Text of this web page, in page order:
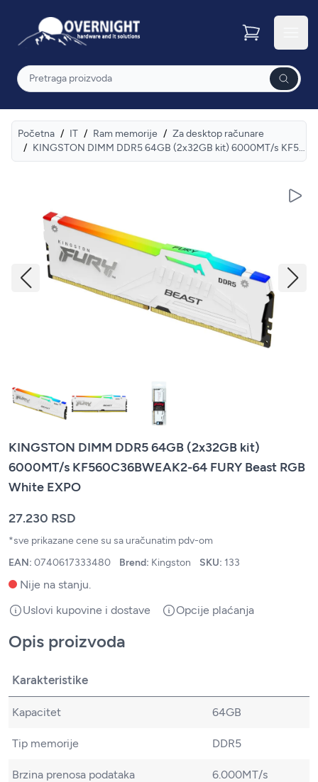
Overnight
Pretraga
Početna / IT / Ram memorije / Za desktop računare
/
KINGSTON DIMM DDR5 64GB (2x32GB kit) 6000MT/s KF560C36BWEAK2-64 FURY Beast RGB White EXPO
KINGSTON DIMM DDR5 64GB (2x32GB kit)
6000MT/s KF560C36BWEAK2-64 FURY Beast RGB
White EXPO
27.230 RSD
*sve prikazane cene su sa uračunatim pdv-om
EAN: 0740617333480 Brend: Kingston SKU: 133
Nije na stanju.
Uslovi kupovine i dostave
Opcije plaćanja
Opis proizvoda
Karakteristike
Kapacitet 64GB
Tip memorije DDR5
Brzina prenosa podataka 6.000MT/s